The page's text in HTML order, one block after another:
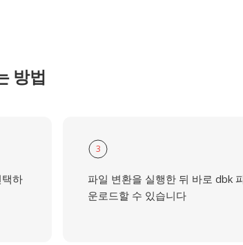
방법
하
3
파일 변환을 실행한 뒤 바로 dbk
운로드할 수 있습니다